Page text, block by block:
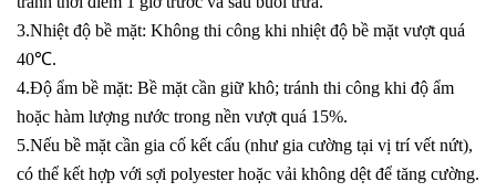
3.Nhiệt độ bề mặt: Không thi công khi nhiệt độ bề mặt vượt quá
40℃.
4.Độ ẩm bề mặt: Bề mặt cần giữ khô; tránh thi công khi độ ẩm
hoặc hàm lượng nước trong nền vượt quá 15%.
5.Nếu bề mặt cần gia cố kết cấu (như gia cường tại vị trí vết nứt),
có thể kết hợp với sợi polyester hoặc vải không dệt để tăng cường.